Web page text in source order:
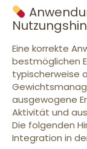
Eine korrekte
bestmöglichen
typischerweise
ausgewogene
Aktivität und
Die folgenden
Integration in